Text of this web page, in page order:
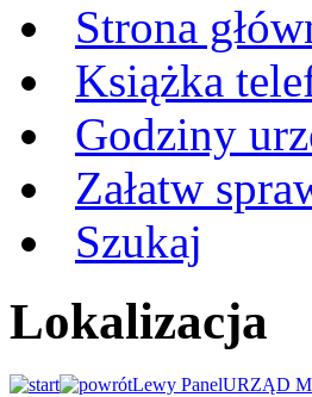
Strona
Książka
Godziny
Załatw
Szukaj
Lokalizacja
Lewy PanelURZĄD